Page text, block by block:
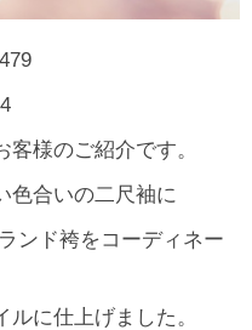
様のご紹介です。
色合いの二尺袖に
ンド袴をコーディネー
ルに仕上げました。